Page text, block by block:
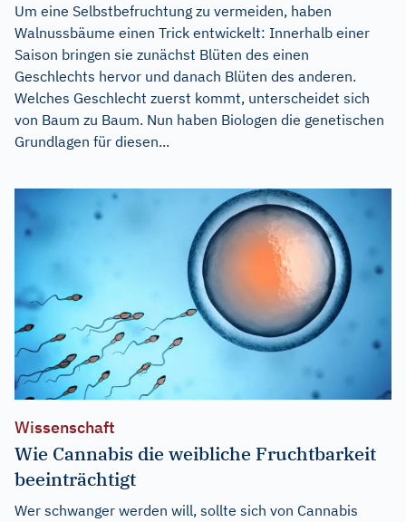
Um eine Selbstbefruchtung zu vermeiden, haben
Walnussbäume einen Trick entwickelt: Innerhalb einer
Saison bringen sie zunächst Blüten des einen
Geschlechts hervor und danach Blüten des anderen.
Welches Geschlecht zuerst kommt, unterscheidet sich
von Baum zu Baum. Nun haben Biologen die genetischen
Grundlagen für diesen...
Wissenschaft
Wie Cannabis die weibliche Fruchtbarkeit
beeinträchtigt
Wer schwanger werden will, sollte sich von Cannabis